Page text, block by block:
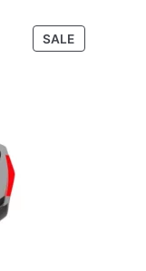
฿589.00
through
SALEPRODUCT
ON